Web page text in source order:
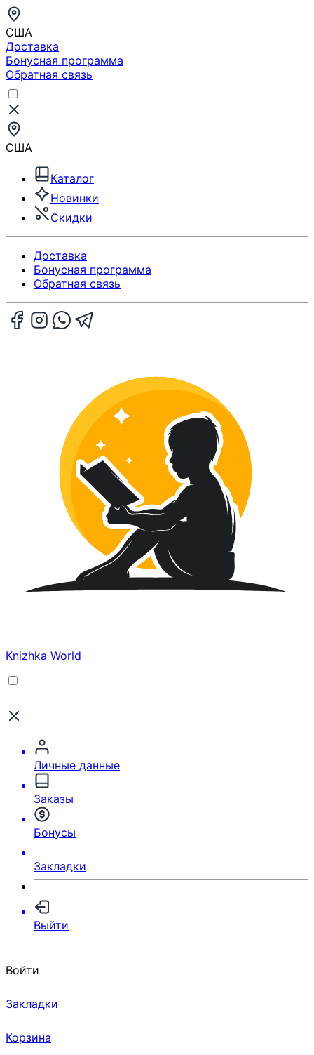
США
Доставка
Бонусная программа
Обратная связь
США
Каталог
Новинки
Скидки
Доставка
Бонусная программа
Обратная связь
Knizhka World
Личные данные
Заказы
Бонусы
Закладки
Выйти
Войти
Закладки
Корзина